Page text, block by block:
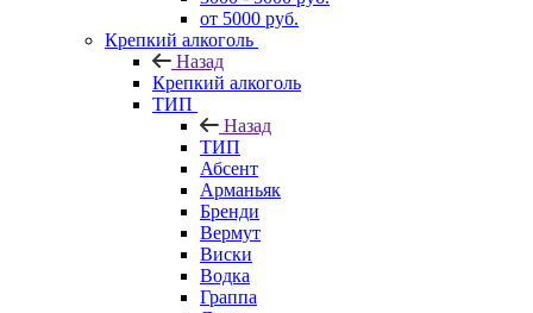
от 5000 руб.
Крепкий алкоголь
Назад
Крепкий алкоголь
ТИП
Назад
ТИП
Абсент
Арманьяк
Бренди
Вермут
Виски
Водка
Граппа